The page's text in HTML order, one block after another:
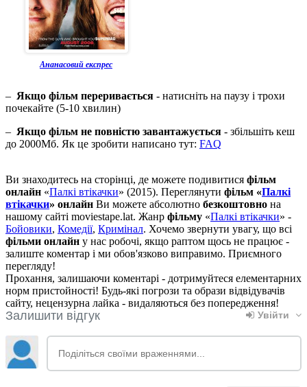
Ананасовий експрес
– Якщо фільм переривається - натисніть на паузу і трохи
почекайте (5-10 хвилин)
– Якщо фільм не повністю завантажується - збільшіть кеш
до 2000Мб. Як це зробити написано тут: FAQ
Ви знаходитесь на сторінці, де можете подивитися фільм
онлайн «Палкі втікачки» (2015). Переглянути фільм «Палкі
втікачки» онлайн Ви можете абсолютно безкоштовно на
нашому сайті moviestape.lat. Жанр фільму «Палкі втікачки» -
Бойовики, Комедії, Кримінал. Хочемо звернути увагу, що всі
фільми онлайн у нас робочі, якщо раптом щось не працює -
залиште коментар і ми обов'язково виправимо. Приємного
перегляду!
Прохання, залишаючи коментарі - дотримуйтеся елементарних
норм пристойності! Будь-які погрози та образи відвідувачів
сайту, нецензурна лайка - видаляються без попередження!